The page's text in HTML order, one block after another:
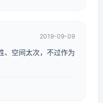
2019-09-09
、空间太次，不过作为